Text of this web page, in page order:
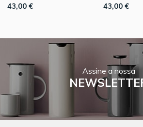
43,00 € 43,00 €
Assine a nossa